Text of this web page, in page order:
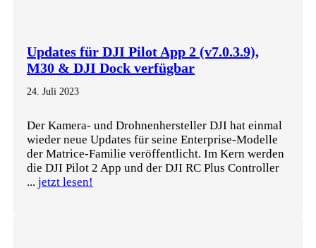
Updates für DJI Pilot App 2 (v7.0.3.9),
M30 & DJI Dock verfügbar
24. Juli 2023
Der Kamera- und Drohnenhersteller DJI hat einmal
wieder neue Updates für seine Enterprise-Modelle
der Matrice-Familie veröffentlicht. Im Kern werden
die DJI Pilot 2 App und der DJI RC Plus Controller
... jetzt lesen!